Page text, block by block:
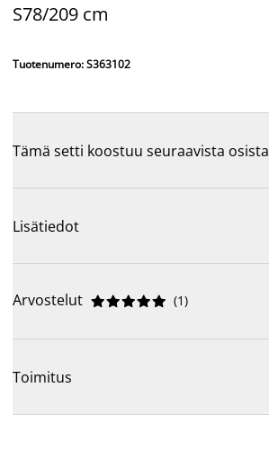
S78/209 cm
Tuotenumero: S363102
Tämä setti koostuu seuraavista osista
Lisätiedot
Arvostelut 




 (1)
Toimitus